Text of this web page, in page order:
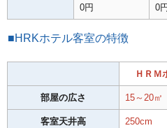
0円
0円
■HRKホテル客室の特徴
ＨＲＭ
部屋の広さ 15～20㎡
客室天井高 250cm